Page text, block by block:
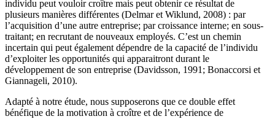
individu peut vouloir croître mais peut obtenir ce résultat de
plusieurs manières différentes (Delmar et Wiklund, 2008) : par
l’acquisition d’une autre entreprise; par croissance interne; en sous-
traitant; en recrutant de nouveaux employés. C’est un chemin
incertain qui peut également dépendre de la capacité de l’individu
d’exploiter les opportunités qui apparaitront durant le
développement de son entreprise (Davidsson, 1991; Bonaccorsi et
Giannageli, 2010).
Adapté à notre étude, nous supposerons que ce double effet
bénéfique de la motivation à croître et de l’expérience de